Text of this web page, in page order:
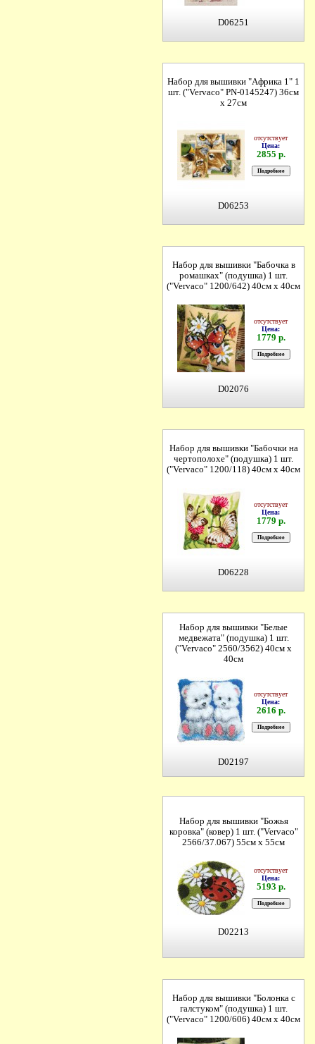
D06251
Набор для вышивки "Африка 1" 1
шт. ("Vervaco" PN-0145247) 36см
х 27см
отсутствует
Цена:
2855 р.
D06253
Набор для вышивки "Бабочка в
ромашках" (подушка) 1 шт.
("Vervaco" 1200/642) 40см х 40см
отсутствует
Цена:
1779 р.
D02076
Набор для вышивки "Бабочки на
чертополохе" (подушка) 1 шт.
("Vervaco" 1200/118) 40см х 40см
отсутствует
Цена:
1779 р.
D06228
Набор для вышивки "Белые
медвежата" (подушка) 1 шт.
("Vervaco" 2560/3562) 40см х
40см
отсутствует
Цена:
2616 р.
D02197
Набор для вышивки "Божья
коровка" (ковер) 1 шт. ("Vervaco"
2566/37.067) 55см х 55см
отсутствует
Цена:
5193 р.
D02213
Набор для вышивки "Болонка с
галстуком" (подушка) 1 шт.
("Vervaco" 1200/606) 40см х 40см